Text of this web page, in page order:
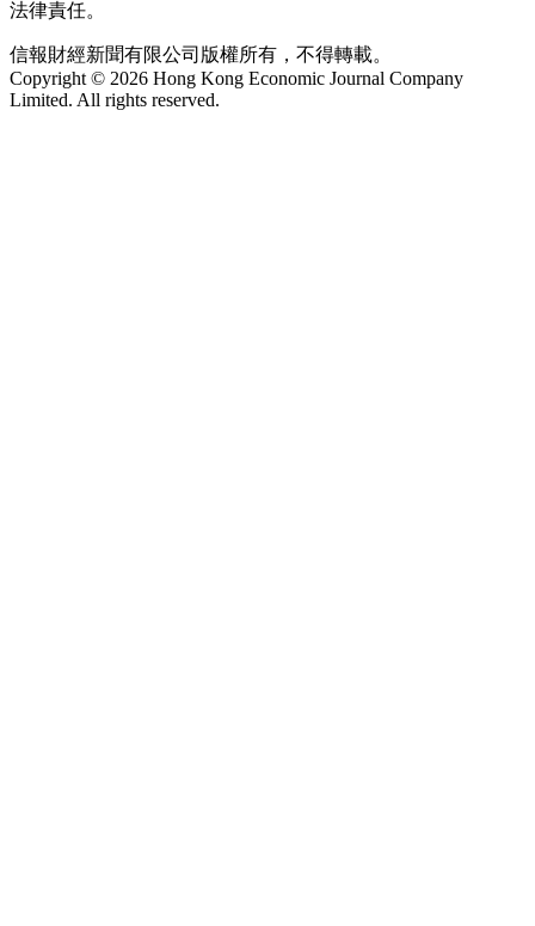
法律責任。
信報財經新聞有限公司版權所有，不得轉載。
Copyright © 2026 Hong Kong Economic Journal Company
Limited. All rights reserved.